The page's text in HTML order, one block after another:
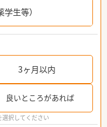
生等）
3ヶ月以内
良いところがあれば
択してください